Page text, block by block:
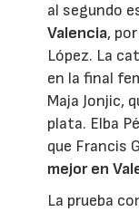
al segundo
Valencia,
López. La
en la final
Maja Jonjic,
plata. Elba
que Francis
mejor en
La prueba